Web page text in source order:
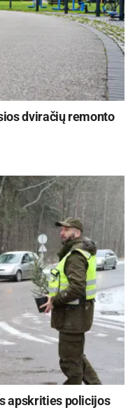
dviračių remonto
apskrities policijos